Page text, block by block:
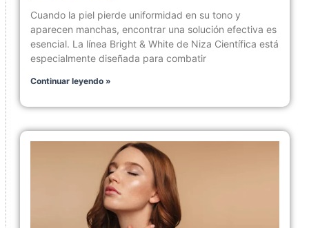
Cuando la piel pierde uniformidad en su tono y
aparecen manchas, encontrar una solución efectiva es
esencial. La línea Bright & White de Niza Científica está
especialmente diseñada para combatir
Continuar leyendo »